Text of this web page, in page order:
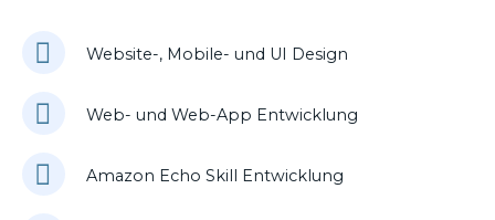
Website-, Mobile- und UI Design
Web- und Web-App Entwicklung
Amazon Echo Skill Entwicklung